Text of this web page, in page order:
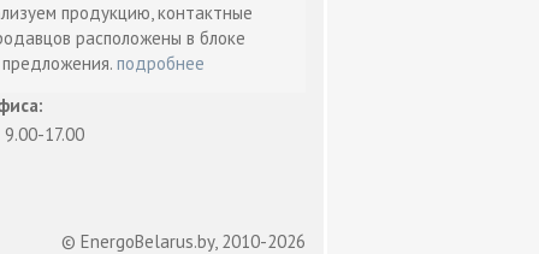
продукцию, контактные
расположены в блоке
предложения.подробнее
9.00-17.00
© EnergoBelarus.by, 2010-2026